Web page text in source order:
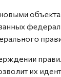
их